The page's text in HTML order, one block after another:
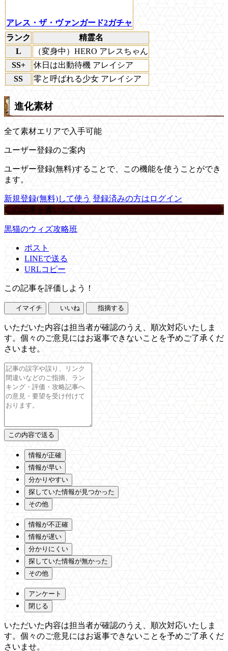
アレス・ザ・ヴァンガード2ガチャ
ランク
精霊名
L
（変身中）HERO アレスちゃん
SS+
休日は出動待機 アレイシア
SS
零と呼ばれる少女 アレイシア
進化素材
全て素材エリアで入手可能
ユーザー登録のご案内
ユーザー登録(無料)することで、この機能を使うことができ
ます。
新規登録(無料)して使う 登録済みの方はログイン
この記事を書いた人
黒猫のウィズ攻略班
ポスト
LINEで送る
URLコピー
この記事を評価しよう！
イマイチ いいね 指摘する
いただいた内容は担当者が確認のうえ、順次対応いたしま
す。個々のご意見にはお返事できないことを予めご了承くだ
さいませ。
情報が正確
情報が早い
分かりやすい
探していた情報が見つかった
その他
情報が不正確
情報が遅い
分かりにくい
探していた情報が無かった
その他
アンケート
閉じる
いただいた内容は担当者が確認のうえ、順次対応いたしま
す。個々のご意見にはお返事できないことを予めご了承くだ
さいませ。